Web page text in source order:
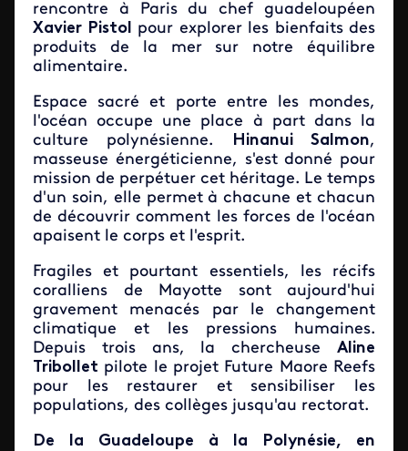
rencontre à Paris du chef guadeloupéen
Xavier Pistol pour explorer les bienfaits des
produits de la mer sur notre équilibre
alimentaire.
Espace sacré et porte entre les mondes,
l'océan occupe une place à part dans la
culture polynésienne.
Hinanui Salmon,
masseuse énergéticienne, s'est donné pour
mission de perpétuer cet héritage. Le temps
d'un soin, elle permet à chacune et chacun
de découvrir comment les forces de l'océan
apaisent le corps et l'esprit.
Fragiles et pourtant essentiels, les récifs
coralliens de Mayotte sont aujourd'hui
gravement menacés par le changement
climatique et les pressions humaines.
Depuis trois ans, la chercheuse Aline
Tribollet pilote le projet Future Maore Reefs
pour les restaurer et sensibiliser les
populations, des collèges jusqu'au rectorat.
De la Guadeloupe à la Polynésie, en